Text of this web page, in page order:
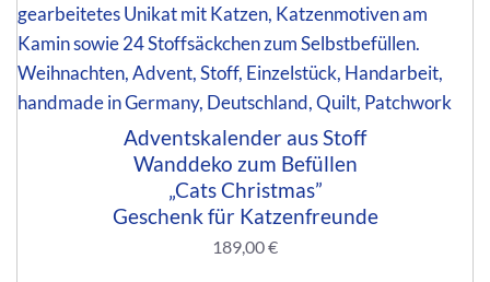
Adventskalender aus Stoff
Wanddeko zum Befüllen
„Cats Christmas”
Geschenk für Katzenfreunde
189,00€